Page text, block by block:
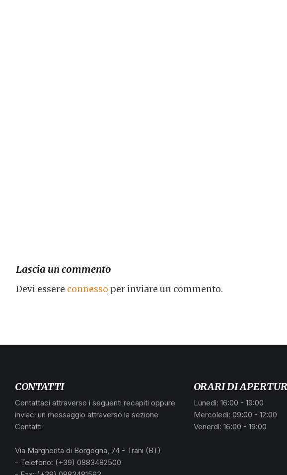
Lascia un commento
Devi essere connesso per inviare un commento.
CONTATTI
Contattaci attraverso i seguenti recapiti oppure
inviaci un messaggio attraverso la sezione
Contatti
Via Margherita di Borgogna, 74 - Trani (BT)
- Telefono: (+39) 0883482500
ORARI DI
Lunedì: 16:00 - 19:00
Mercoledì: 09:00 - 12:00
Venerdì: 16:00 - 19:00